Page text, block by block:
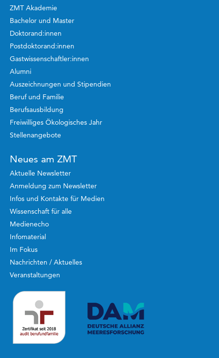
ZMT Akademie
Bachelor und Master
Doktorand:innen
Postdoktorand:innen
Gastwissenschaftler:innen
Alumni
Auszeichnungen und Stipendien
Beruf und Familie
Berufsausbildung
Freiwilliges Ökologisches Jahr
Stellenangebote
Neues am ZMT
Aktuelle Newsletter
Anmeldung zum Newsletter
Infos und Kontakte für Medien
Wissenschaft für alle
Medienecho
Infomaterial
Im Fokus
Nachrichten / Aktuelles
Veranstaltungen